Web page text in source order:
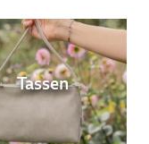
Tassen